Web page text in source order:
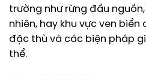
trường như rừng đầu
nhiên, hay khu vực ven
đặc thù và các biện pháp
thể.